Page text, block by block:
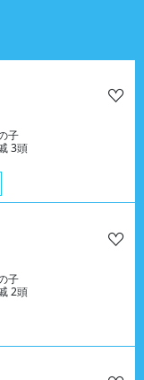
子
3頭
子
2頭